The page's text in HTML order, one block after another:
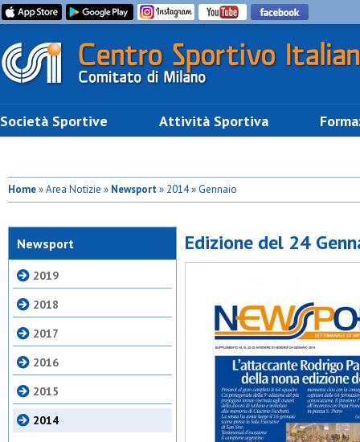
Società Sportive Attività Sportiva
Home» Area Notizie » Newsport» 2014 » Gennaio
Newsport
2019
2018
2017
2016
2015
2014
Edizione del 24